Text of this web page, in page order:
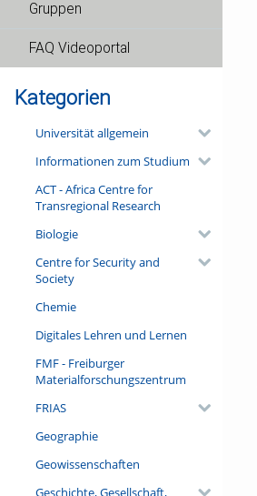
Gruppen
FAQ Videoportal
Kategorien
Universität allgemein
Informationen zum Studium
ACT - Africa Centre for
Transregional Research
Biologie
Centre for Security and
Society
Chemie
Digitales Lehren und Lernen
FMF - Freiburger
Materialforschungszentrum
FRIAS
Geographie
Geowissenschaften
Geschichte, Gesellschaft,